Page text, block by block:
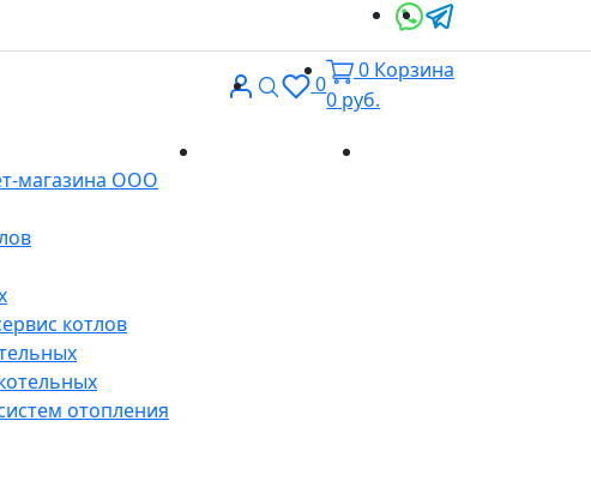
ВходПоиск
0
0 Корзина
0 руб.
магазина ООО
котлов
отопления